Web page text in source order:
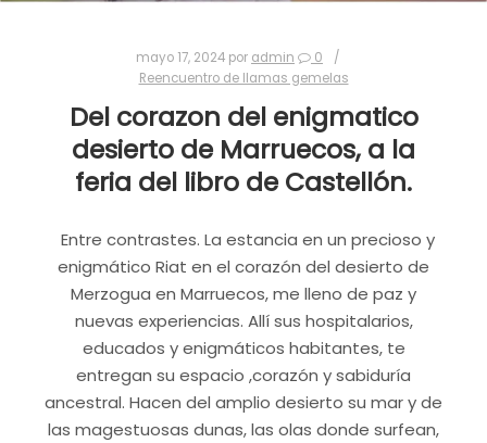
mayo 17, 2024 por admin
0
Reencuentro de llamas gemelas
Del corazon del enigmatico
desierto de Marruecos, a la
feria del libro de Castellón.
Entre contrastes. La estancia en un precioso y
enigmático Riat en el corazón del desierto de
Merzogua en Marruecos, me lleno de paz y
nuevas experiencias. Allí sus hospitalarios,
educados y enigmáticos habitantes, te
entregan su espacio ,corazón y sabiduría
ancestral. Hacen del amplio desierto su mar y de
las magestuosas dunas, las olas donde surfean,